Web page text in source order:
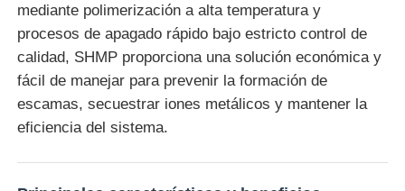
Contacto
noticias
Todos los casos
Persulfatos
mediante polimerización a alta temperatura y
procesos de apagado rápido bajo estricto control de
calidad, SHMP proporciona una solución económica y
fácil de manejar para prevenir la formación de
escamas, secuestrar iones metálicos y mantener la
eficiencia del sistema.